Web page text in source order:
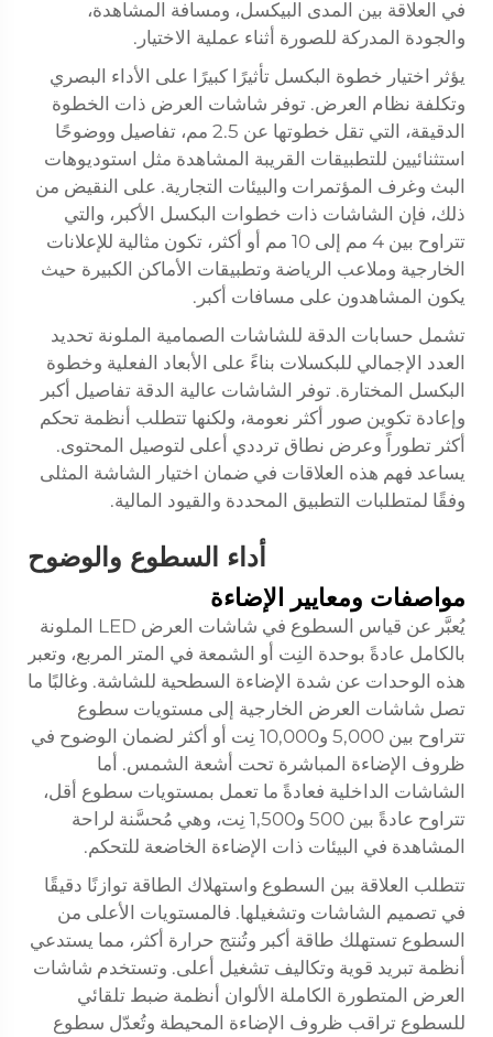
في العلاقة بين المدى البيكسل، ومسافة المشاهدة،
والجودة المدركة للصورة أثناء عملية الاختيار.
يؤثر اختيار خطوة البكسل تأثيرًا كبيرًا على الأداء البصري
وتكلفة نظام العرض. توفر شاشات العرض ذات الخطوة
الدقيقة، التي تقل خطوتها عن 2.5 مم، تفاصيل ووضوحًا
استثنائيين للتطبيقات القريبة المشاهدة مثل استوديوهات
البث وغرف المؤتمرات والبيئات التجارية. على النقيض من
ذلك، فإن الشاشات ذات خطوات البكسل الأكبر، والتي
تتراوح بين 4 مم إلى 10 مم أو أكثر، تكون مثالية للإعلانات
الخارجية وملاعب الرياضة وتطبيقات الأماكن الكبيرة حيث
يكون المشاهدون على مسافات أكبر.
تشمل حسابات الدقة للشاشات الصمامية الملونة تحديد
العدد الإجمالي للبكسلات بناءً على الأبعاد الفعلية وخطوة
البكسل المختارة. توفر الشاشات عالية الدقة تفاصيل أكبر
وإعادة تكوين صور أكثر نعومة، ولكنها تتطلب أنظمة تحكم
أكثر تطوراً وعرض نطاق ترددي أعلى لتوصيل المحتوى.
يساعد فهم هذه العلاقات في ضمان اختيار الشاشة المثلى
وفقًا لمتطلبات التطبيق المحددة والقيود المالية.
أداء السطوع والوضوح
مواصفات ومعايير الإضاءة
يُعبَّر عن قياس السطوع في شاشات العرض LED الملونة
بالكامل عادةً بوحدة النِت أو الشمعة في المتر المربع، وتعبر
هذه الوحدات عن شدة الإضاءة السطحية للشاشة. وغالبًا ما
تصل شاشات العرض الخارجية إلى مستويات سطوع
تتراوح بين 5,000 و10,000 نِت أو أكثر لضمان الوضوح في
ظروف الإضاءة المباشرة تحت أشعة الشمس. أما
الشاشات الداخلية فعادةً ما تعمل بمستويات سطوع أقل،
تتراوح عادةً بين 500 و1,500 نِت، وهي مُحسَّنة لراحة
المشاهدة في البيئات ذات الإضاءة الخاضعة للتحكم.
تتطلب العلاقة بين السطوع واستهلاك الطاقة توازنًا دقيقًا
في تصميم الشاشات وتشغيلها. فالمستويات الأعلى من
السطوع تستهلك طاقة أكبر وتُنتج حرارة أكثر، مما يستدعي
أنظمة تبريد قوية وتكاليف تشغيل أعلى. وتستخدم شاشات
العرض المتطورة الكاملة الألوان أنظمة ضبط تلقائي
للسطوع تراقب ظروف الإضاءة المحيطة وتُعدّل سطوع